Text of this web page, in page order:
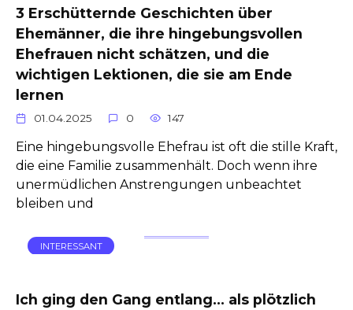
3 Erschütternde Geschichten über
Ehemänner, die ihre hingebungsvollen
Ehefrauen nicht schätzen, und die
wichtigen Lektionen, die sie am Ende
lernen
01.04.2025 0 147
Eine hingebungsvolle Ehefrau ist oft die stille Kraft,
die eine Familie zusammenhält. Doch wenn ihre
unermüdlichen Anstrengungen unbeachtet
bleiben und
INTERESSANT
Ich ging den Gang entlang… als plötzlich